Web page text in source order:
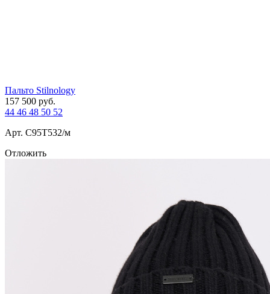
Пальто Stilnology
157 500 руб.
44 46 48 50 52
Арт. С95T532/м
Отложить